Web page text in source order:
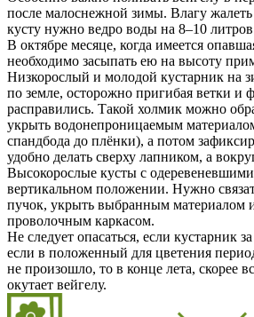
после малоснежной зимы. Влагу
кусту нужно ведро воды на 8–10
В октябре месяце, когда имеется
необходимо засыпать ею на высоту
Низкорослый и молодой кустарник на
по земле, осторожно пригибая ветки и
расправились. Такой холмик можно
укрыть водонепроницаемым
спандбода до плёнки), а потом
удобно делать сверху лапником, а
Высокорослые кусты с
вертикальном положении. Нужно
пучок, укрыть выбранным материалом
проволочным каркасом.
Не следует опасаться, если кустарник
если в положенный для цветения
не произошло, то в конце лета, скорее
окутает вейгелу.